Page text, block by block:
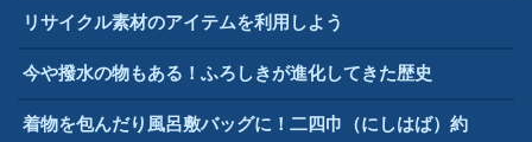
リサイクル素材のアイテムを利用しよう
今や撥水の物もある！ふろしきが進化してきた歴史
着物を包んだり風呂敷バッグに！二四巾（にしはば）約